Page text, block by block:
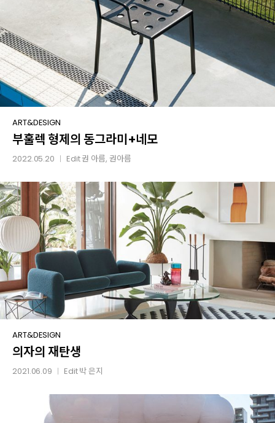
부훌렉
형제의
동그라미
ART&DESIGN
부훌렉 형제의 동그라미+네모
2022.05.20 Edit권 아름, 권아름
의자의
재탄생
ART&DESIGN
의자의 재탄생
2021.06.09 Edit박 은지